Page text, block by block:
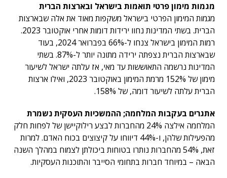
מגמות מימון פרטי תואמות בישראל ובארצות הברית
מגמות המימון הפרטי בישראל משקפות מאוד את אלה שבארצות
הברית. בשתי המדינות נחוו ירידות דומות אחרי אוקטובר 2023.
רמות המימון בישראל צנחו ל-66% בפברואר 2024, בעוד
שבארצות הברית נצפתה ירידה מתונה יותר ל-87%. בשתי
המדינות נרשמה התאוששות עד מאי, אז עלתה ישראל לשיעור
מימון של 152% מרמת המימון באוקטובר 2023, ואילו ארצות
הברית עלתה לשיעור דומה, של 158%.
אתגרים בעקבות המלחמה; ההמשכיות העסקית נשמרת
המלחמה אילצה 24% מהחברות לבצע רילוקיישן של לפחות חלק
מהפעילות שלהן, ו-44% דיווחו על קיצוצים בכוח האדם. למרות
זאת, 54% מהחברות נותרו בטוחות ביכולתן לצמוח במהלך השנה
הבאה – במיוחד חברות בתחומי הסייבר והתוכנות העסקיות.